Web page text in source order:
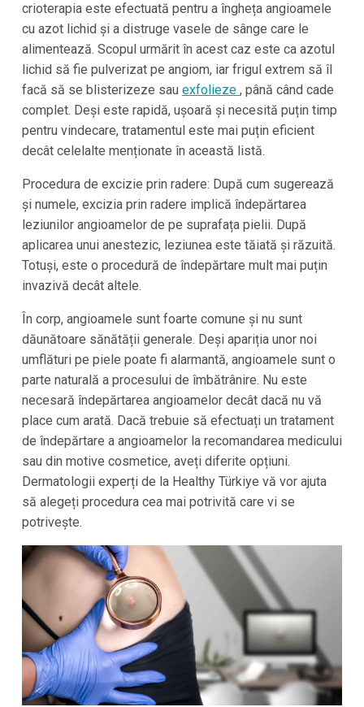
crioterapia este efectuată pentru a îngheța angioamele
cu azot lichid și a distruge vasele de sânge care le
alimentează. Scopul urmărit în acest caz este ca azotul
lichid să fie pulverizat pe angiom, iar frigul extrem să îl
facă să se blisterizeze sau exfolieze , până când cade
complet. Deși este rapidă, ușoară și necesită puțin timp
pentru vindecare, tratamentul este mai puțin eficient
decât celelalte menționate în această listă.
Procedura de excizie prin radere: După cum sugerează
și numele, excizia prin radere implică îndepărtarea
leziunilor angioamelor de pe suprafața pielii. După
aplicarea unui anestezic, leziunea este tăiată și răzuită.
Totuși, este o procedură de îndepărtare mult mai puțin
invazivă decât altele.
În corp, angioamele sunt foarte comune și nu sunt
dăunătoare sănătății generale. Deși apariția unor noi
umflături pe piele poate fi alarmantă, angioamele sunt o
parte naturală a procesului de îmbătrânire. Nu este
necesară îndepărtarea angioamelor decât dacă nu vă
place cum arată. Dacă trebuie să efectuați un tratament
de îndepărtare a angioamelor la recomandarea medicului
sau din motive cosmetice, aveți diferite opțiuni.
Dermatologii experți de la Healthy Türkiye vă vor ajuta
să alegeți procedura cea mai potrivită care vi se
potrivește.